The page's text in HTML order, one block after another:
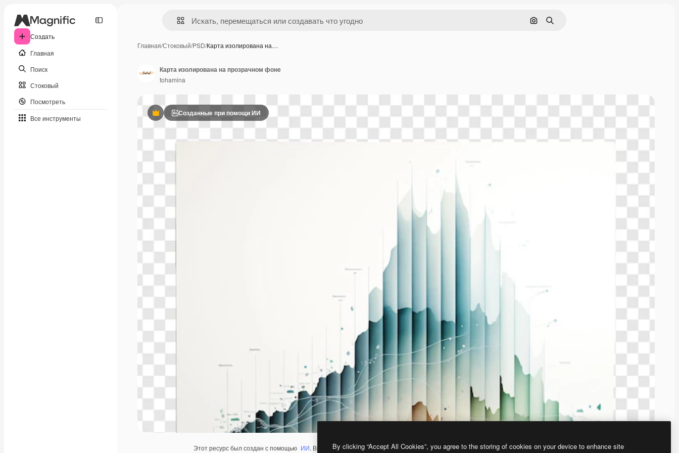
Создать
Главная
Поиск
Стоковый
Посмотреть
Все инструменты
Поиск по изображению
Поиск
Главная/Стоковый/PSD/Карта изолирована на…
ПремиумСозданные при помощи ИИ
Этот ресурс был создан с помощью ИИ. Вы можете создать свой собственный с помощью нашего генератора изображений на основе ИИ.
Карта изолирована на прозрачном фоне
tohamina
By clicking “Accept All Cookies”, you agree to the storing of cookies on your device to enhance site